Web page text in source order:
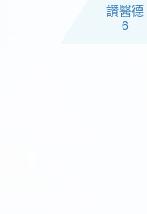
讚醫德
6